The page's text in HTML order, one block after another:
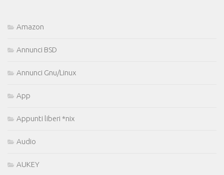
Amazon
Annunci BSD
Annunci Gnu/Linux
App
Appunti liberi *nix
Audio
AUKEY